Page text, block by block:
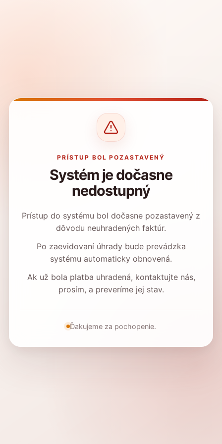
PRÍSTUP BOL POZASTAVENÝ
Systém je dočasne
nedostupný
Prístup do systému bol dočasne pozastavený z
dôvodu neuhradených faktúr.
Po zaevidovaní úhrady bude prevádzka
systému automaticky obnovená.
Ak už bola platba uhradená, kontaktujte nás,
prosím, a preveríme jej stav.
Ďakujeme za pochopenie.